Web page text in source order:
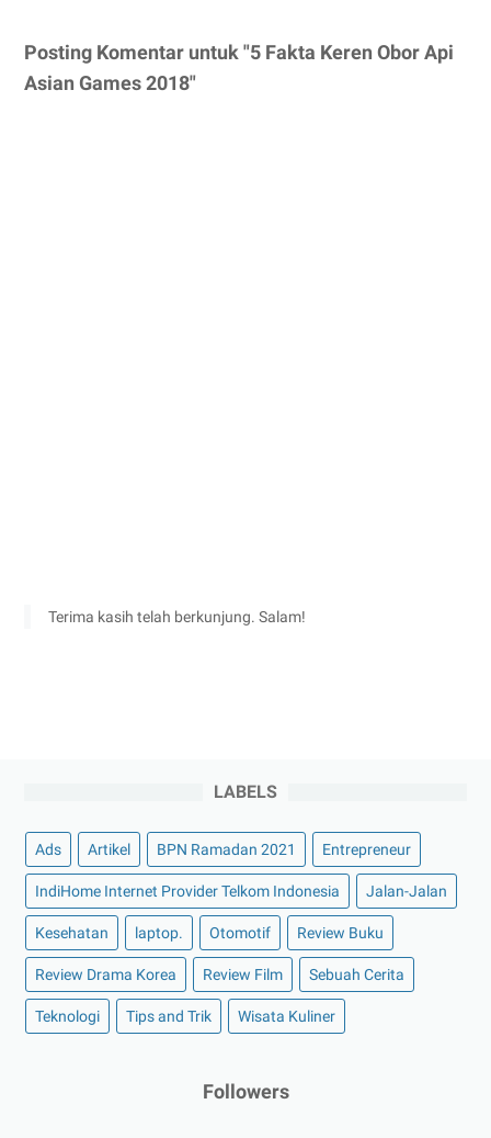
Posting Komentar untuk "5 Fakta Keren Obor Api
Asian Games 2018"
Terima kasih telah berkunjung. Salam!
LABELS
Ads Artikel BPN Ramadan 2021 Entrepreneur
IndiHome Internet Provider Telkom Indonesia Jalan-Jalan
Kesehatan laptop. Otomotif Review Buku
Review Drama Korea Review Film Sebuah Cerita
Teknologi Tips and Trik Wisata Kuliner
Followers